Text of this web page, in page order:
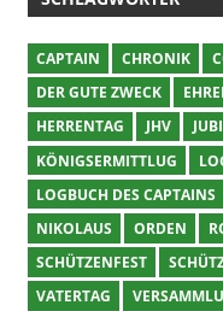
CAPTAIN CHRONIK
DER GUTE ZWECK
HERRENTAG
JHV
KÖNIGSERMITTLUG
LOGBUCH DES CAPTAINS
NIKOLAUS
ORDEN
SCHÜTZENFEST
VATERTAG